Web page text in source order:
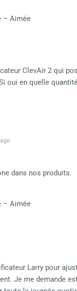
– Aimée
ClevAir 2 qui
oui en quelle
dans nos produits.
– Aimée
Larry pour
Je me demande